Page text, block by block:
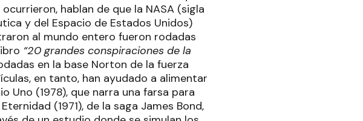
hablan de que la NASA (sigla
y del Espacio de Estados Unidos)
al mundo entero fueron rodadas
“20 grandes conspiraciones de la
en la base Norton de la fuerza
en tanto, han ayudado a alimentar
Uno (1978), que narra una farsa para
(1971), de la saga James Bond,